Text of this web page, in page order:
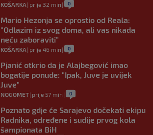
KOŠARKA | prije 32 min | 0
Mario Hezonja se oprostio od Reala:
"Odlazim iz svog doma, ali vas nikada
neću zaboraviti"
KOŠARKA | prije 46 min | 0
Pjanić otkrio da je Alajbegović imao
bogatije ponude: "Ipak, Juve je uvijek
Juve"
NOGOMET| prije 57 min | 0
Poznato gdje će Sarajevo dočekati ekipu
Radnika, određene i sudije prvog kola
šampionata BiH